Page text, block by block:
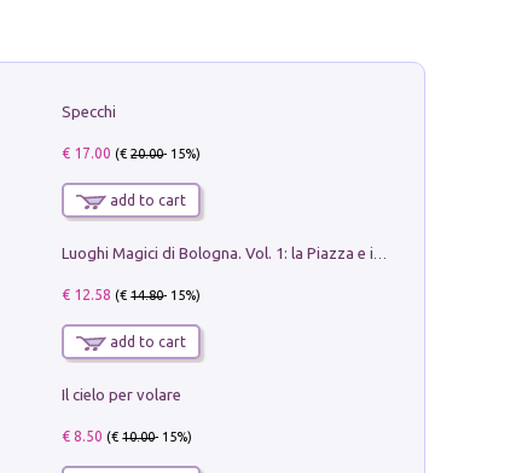
Specchi
€ 17.00 (€20.00- 15%)
add to cart
€ 12.58 (€14.80- 15%)
add to cart
Il cielo per volare
€ 8.50 (€10.00- 15%)